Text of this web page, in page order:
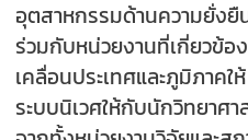
อุตสาหกรรมด้านความยั่งยื
ร่วมกับหน่วยงานที่เกี่ยวข้อ
เคลื่อนประเทศและภูมิภาค
ระบบนิเวศให้กับนักวิทยาศ